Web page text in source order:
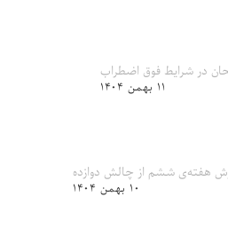
در شرایط فوق اضطراب
۱۱ بهمن ۱۴۰۴
هفته‌ی ششم از چالش دوازده
۱۰ بهمن ۱۴۰۴